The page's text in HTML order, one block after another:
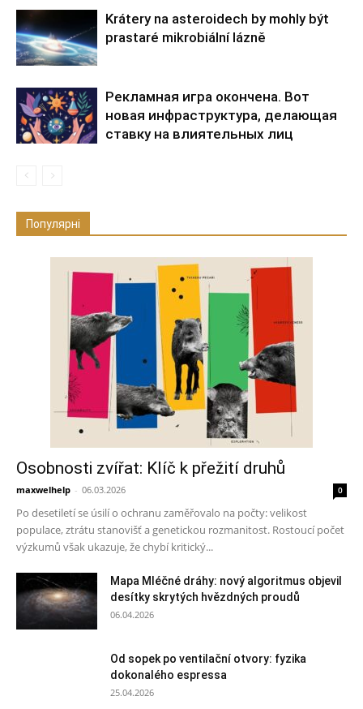
Krátery na asteroidech by mohly být
prastaré mikrobiální lázně
Рекламная игра окончена. Вот
новая инфраструктура, делающая
ставку на влиятельных лиц
Популярні
Osobnosti zvířat: Klíč k přežití druhů
maxwelhelp - 06.03.2026 0
Po desetiletí se úsilí o ochranu zaměřovalo na počty: velikost
populace, ztrátu stanovišť a genetickou rozmanitost. Rostoucí počet
výzkumů však ukazuje, že chybí kritický...
Mapa Mléčné dráhy: nový algoritmus objevil
desítky skrytých hvězdných proudů
06.04.2026
Od sopek po ventilační otvory: fyzika
dokonalého espressa
25.04.2026